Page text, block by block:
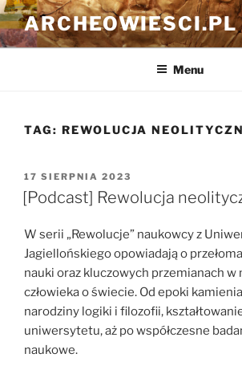
Przejdź
do
treści
ARCHEOWIESCI.PL
Menu
TAG: REWOLUCJA
OPUBLIKOWANE
W
17 SIERPNIA 2023
[Podcast] Rewolucja
W serii „Rewolucje” naukowcy z
Jagiellońskiego opowiadają o
nauki oraz kluczowych przemianach w
człowieka o świecie. Od epoki
narodziny logiki i filozofii,
uniwersytetu, aż po współczesne
naukowe.